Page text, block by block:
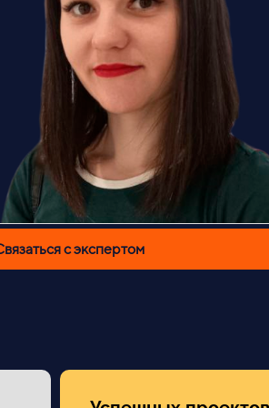
с экспертом